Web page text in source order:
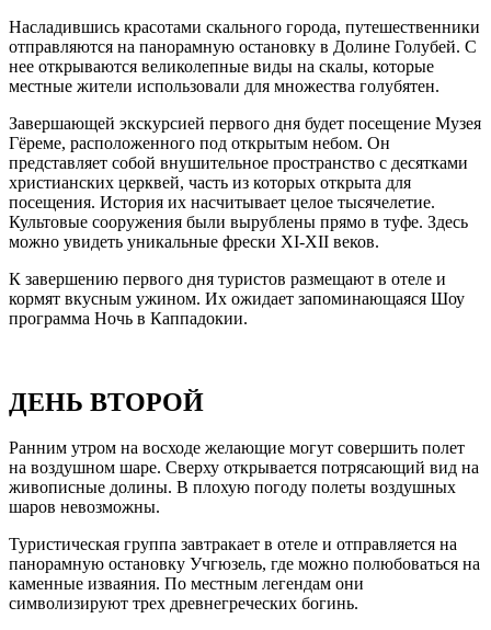
Насладившись красотами скального города, путешественники
отправляются на панорамную остановку в Долине Голубей. С
нее открываются великолепные виды на скалы, которые
местные жители использовали для множества голубятен.
Завершающей экскурсией первого дня будет посещение Музея
Гёреме, расположенного под открытым небом. Он
представляет собой внушительное пространство с десятками
христианских церквей, часть из которых открыта для
посещения. История их насчитывает целое тысячелетие.
Культовые сооружения были вырублены прямо в туфе. Здесь
можно увидеть уникальные фрески XI-XII веков.
К завершению первого дня туристов размещают в отеле и
кормят вкусным ужином. Их ожидает запоминающаяся Шоу
программа Ночь в Каппадокии.
ДЕНЬ ВТОРОЙ
Ранним утром на восходе желающие могут совершить полет
на воздушном шаре. Сверху открывается потрясающий вид на
живописные долины. В плохую погоду полеты воздушных
шаров невозможны.
Туристическая группа завтракает в отеле и отправляется на
панорамную остановку Учгюзель, где можно полюбоваться на
каменные изваяния. По местным легендам они
символизируют трех древнегреческих богинь.